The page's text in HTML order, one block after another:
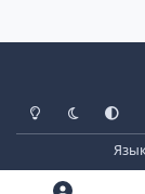
Светлый режим
Тёмный режим